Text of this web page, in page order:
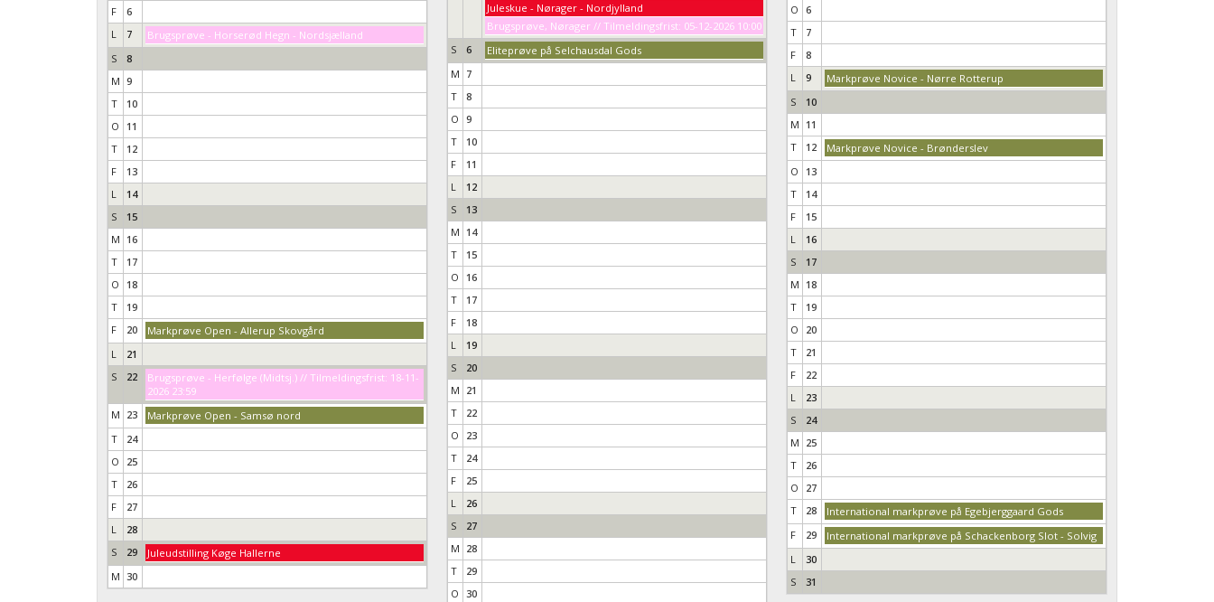
F
6
L
7
Brugsprøve - Horserød Hegn - Nordsjælland
S
8
M 9
T
10
O
11
T
12
F
13
L
14
S
15
M 16
T
17
O
18
T
19
F
20
Markprøve Open - Allerup Skovgård
L
21
S
22
Brugsprøve - Herfølge (Midtsj.) // Tilmeldingsfrist: 18-11-
2026 23:59
M 23
Markprøve Open - Samsø nord
T
24
O
25
T
26
F
27
L
28
S
29
Juleudstilling Køge Hallerne
M 30
Juleskue - Nørager - Nordjylland
Brugsprøve, Nørager // Tilmeldingsfrist: 05-12-2026 10:00
S
6
Eliteprøve på Selchausdal Gods
M 7
T
8
O 9
T
10
F
11
L
12
S
13
M 14
T
15
O
16
T
17
F
18
L
19
S
20
M 21
T
22
O
23
T
24
F
25
L
26
S
27
M 28
T
29
O 30
O 6
T
7
F
8
L
9
Markprøve Novice - Nørre Rotterup
S
10
M 11
T
12
Markprøve Novice - Brønderslev
O
13
T
14
F
15
L
16
S
17
M 18
T
19
O
20
T
21
F
22
L
23
S
24
M 25
T
26
O
27
T
28
International markprøve på Egebjerggaard Gods
F
29
International markprøve på Schackenborg Slot - Solvig
L
30
S
31